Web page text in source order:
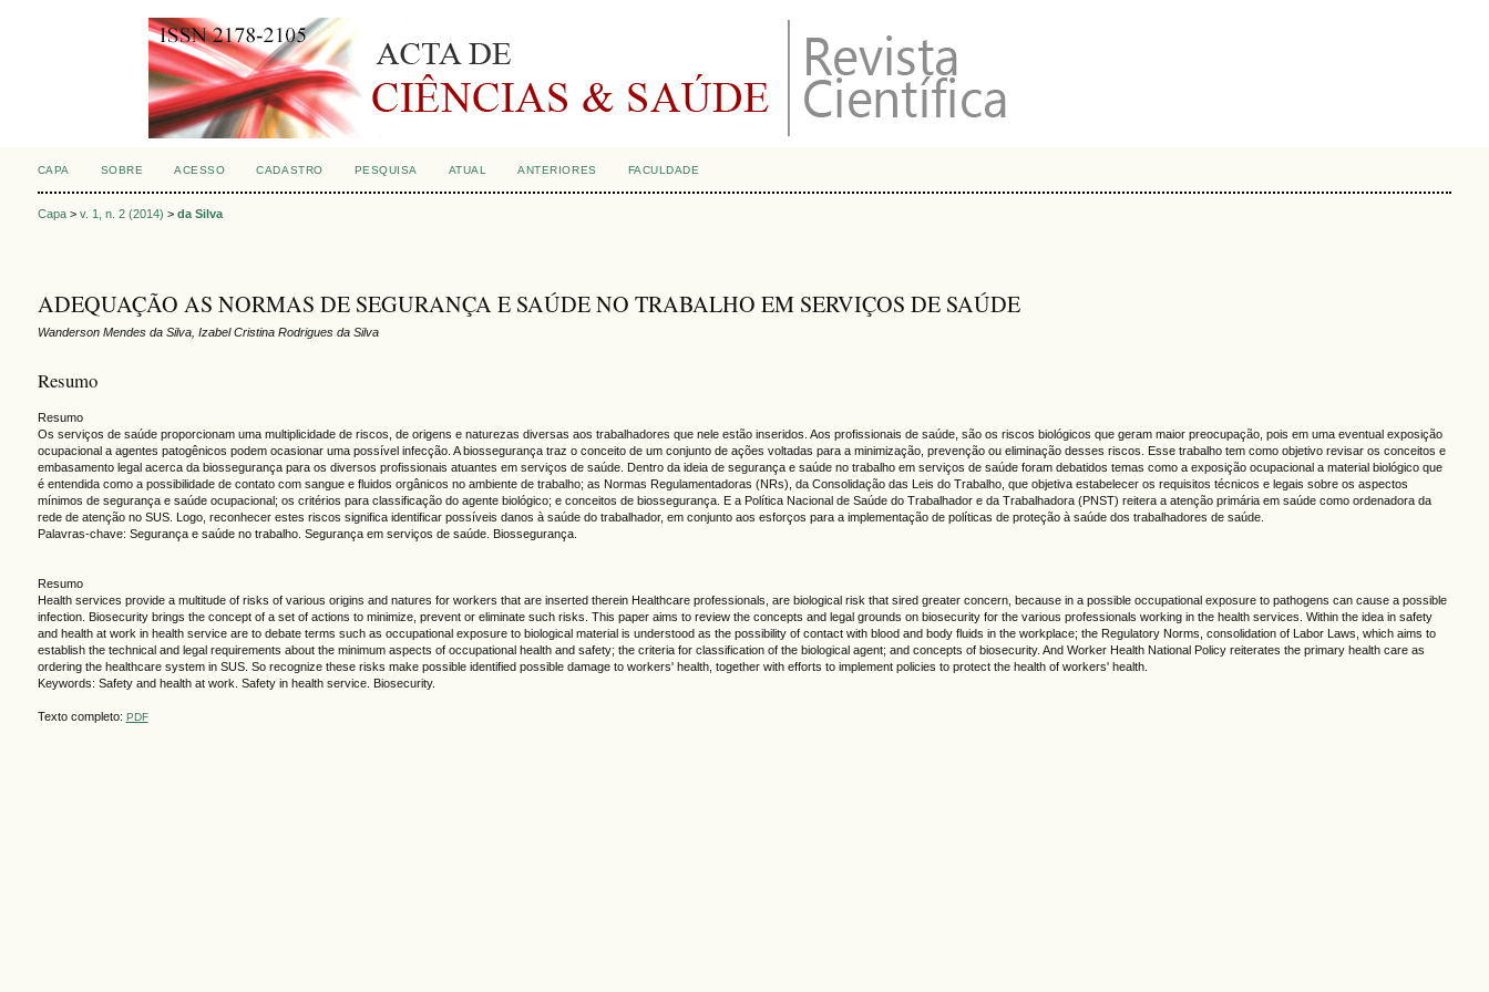
CAPA SOBRE ACESSO CADASTRO PESQUISA ATUAL ANTERIORES FACULDADE
Capa> v. 1, n. 2 (2014) > da Silva
ADEQUAÇÃO AS NORMAS DE SEGURANÇA E SAÚDE NO TRABALHO EM SERVIÇOS DE SAÚDE
Wanderson Mendes da Silva, Izabel Cristina Rodrigues da Silva
Resumo
Resumo
Os serviços de saúde proporcionam uma multiplicidade de riscos, de origens e naturezas diversas aos trabalhadores que nele estão inseridos. Aos profissionais de saúde, são os riscos biológicos que geram maior preocupação, pois em uma eventual exposição
ocupacional a agentes patogênicos podem ocasionar uma possível infecção. A biossegurança traz o conceito de um conjunto de ações voltadas para a minimização, prevenção ou eliminação desses riscos. Esse trabalho tem como objetivo revisar os conceitos e
embasamento legal acerca da biossegurança para os diversos profissionais atuantes em serviços de saúde. Dentro da ideia de segurança e saúde no trabalho em serviços de saúde foram debatidos temas como a exposição ocupacional a material biológico que
é entendida como a possibilidade de contato com sangue e fluidos orgânicos no ambiente de trabalho; as Normas Regulamentadoras (NRs), da Consolidação das Leis do Trabalho, que objetiva estabelecer os requisitos técnicos e legais sobre os aspectos
mínimos de segurança e saúde ocupacional; os critérios para classificação do agente biológico; e conceitos de biossegurança. E a Política Nacional de Saúde do Trabalhador e da Trabalhadora (PNST) reitera a atenção primária em saúde como ordenadora da
rede de atenção no SUS. Logo, reconhecer estes riscos significa identificar possíveis danos à saúde do trabalhador, em conjunto aos esforços para a implementação de políticas de proteção à saúde dos trabalhadores de saúde.
Palavras-chave: Segurança e saúde no trabalho. Segurança em serviços de saúde. Biossegurança.
Resumo
Health services provide a multitude of risks of various origins and natures for workers that are inserted therein Healthcare professionals, are biological risk that sired greater concern, because in a possible occupational exposure to pathogens can cause a possible
infection. Biosecurity brings the concept of a set of actions to minimize, prevent or eliminate such risks. This paper aims to review the concepts and legal grounds on biosecurity for the various professionals working in the health services. Within the idea in safety
and health at work in health service are to debate terms such as occupational exposure to biological material is understood as the possibility of contact with blood and body fluids in the workplace; the Regulatory Norms, consolidation of Labor Laws, which aims to
establish the technical and legal requirements about the minimum aspects of occupational health and safety; the criteria for classification of the biological agent; and concepts of biosecurity. And Worker Health National Policy reiterates the primary health care as
ordering the healthcare system in SUS. So recognize these risks make possible identified possible damage to workers' health, together with efforts to implement policies to protect the health of workers' health.
Keywords: Safety and health at work. Safety in health service. Biosecurity.
Texto completo: PDF